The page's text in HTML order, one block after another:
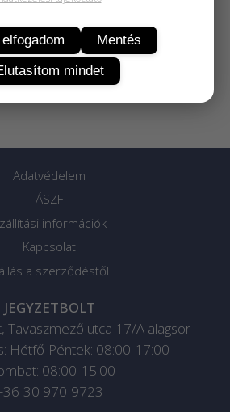
Adatvédelem
ÁSZF
információk
Kapcsolat
a szerződéstől
JEGYZETBOLT
, Tavaszmező utca 17/A alagsor
Hétfő-Péntek: 08:00-17:00
08:00-15:00
30 970-9723
Mentés
mindet